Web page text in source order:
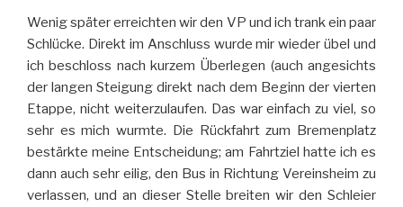
Wenig später erreichten wir den VP und ich trank ein paar
Schlücke. Direkt im Anschluss wurde mir wieder übel und
ich beschloss nach kurzem Überlegen (auch angesichts
der langen Steigung direkt nach dem Beginn der vierten
Etappe, nicht weiterzulaufen. Das war einfach zu viel, so
sehr es mich wurmte. Die Rückfahrt zum Bremenplatz
bestärkte meine Entscheidung; am Fahrtziel hatte ich es
dann auch sehr eilig, den Bus in Richtung Vereinsheim zu
verlassen, und an dieser Stelle breiten wir den Schleier